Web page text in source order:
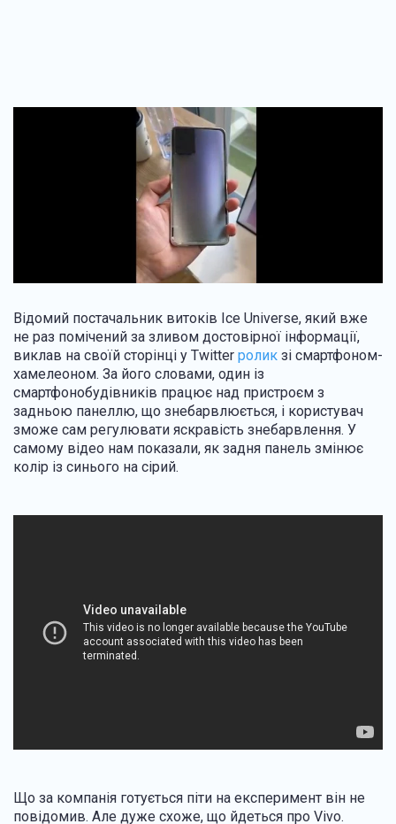
Відомий постачальник витоків Ice Universe, який вже
не раз помічений за зливом достовірної інформації,
виклав на своїй сторінці у Twitter ролик зі смартфоном-
хамелеоном. За його словами, один із
смартфонобудівників працює над пристроєм з
задньою панеллю, що знебарвлюється, і користувач
зможе сам регулювати яскравість знебарвлення. У
самому відео нам показали, як задня панель змінює
колір із синього на сірий.
Що за компанія готується піти на експеримент він не
повідомив. Але дуже схоже, що йдеться про Vivo.